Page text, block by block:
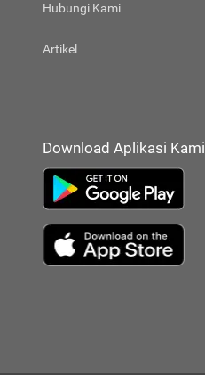
Hubungi Kami
Artikel
Download Aplikasi Kami